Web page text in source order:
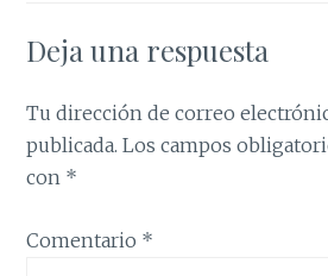
Deja una respuesta
Tu dirección de correo
publicada. Los campos
con *
Comentario *